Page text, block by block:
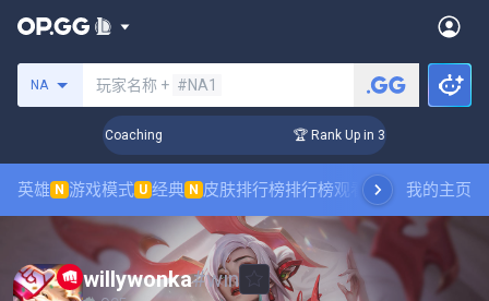
NA 玩家名称 + #NA1
Challenger Coaching 🏆 Rank Up in 3 Days!
英雄 N 游戏模式 U 经典 N 皮肤排行榜排行榜观看职业比赛数据统
我的主页
willywonka#win